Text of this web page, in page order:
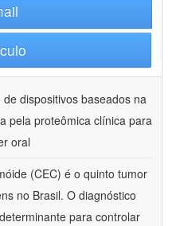
dispositivos baseados na
pela proteômica clínica para
oral
(CEC) é o quinto tumor
no Brasil. O diagnóstico
para controlar